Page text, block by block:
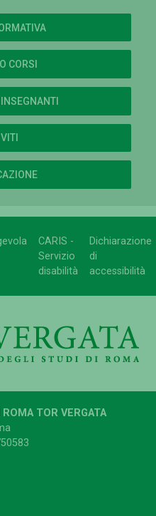
CORSI
CARIS -
Servizio
disabilità
Dichiarazione
di
accessibilità
TOR VERGATA